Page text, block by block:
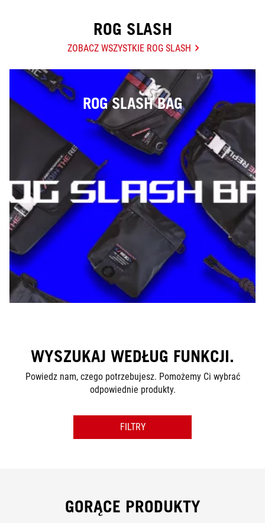
POKAŻ WYBRANE PRODUKTY
ROG SLASH
ZOBACZ WSZYSTKIE ROG SLASH
ROG SLASH BAG
WYSZUKAJ WEDŁUG FUNKCJI.
Powiedz nam, czego potrzebujesz. Pomożemy Ci wybrać
odpowiednie produkty.
FILTRY
GORĄCE PRODUKTY